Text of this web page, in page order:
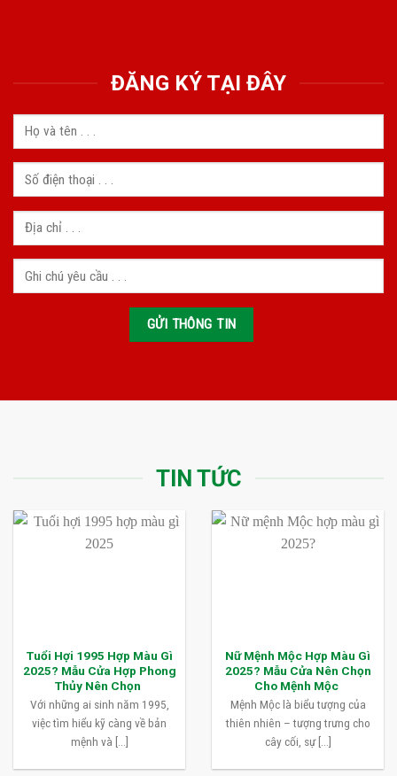
ĐĂNG KÝ TẠI ĐÂY
TIN TỨC
Tuổi Hợi 1995 Hợp Màu Gì
2025? Mẫu Cửa Hợp Phong
Thủy Nên Chọn
Với những ai sinh năm 1995,
việc tìm hiểu kỹ càng về bản
mệnh và [...]
Nữ Mệnh Mộc Hợp Màu Gì
2025? Mẫu Cửa Nên Chọn
Cho Mệnh Mộc
Mệnh Mộc là biểu tượng của
thiên nhiên – tượng trưng cho
cây cối, sự [...]